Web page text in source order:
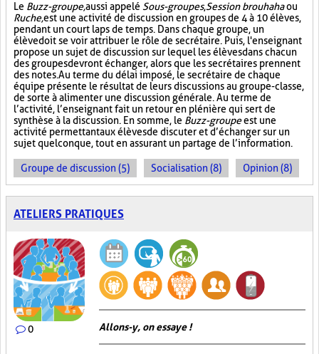
Le Buzz-groupe,aussi appelé Sous-groupes,Session brouhahaou
Ruche,est une activité de discussion en groupes de 4 à 10 élèves,
pendant un court laps de temps. Dans chaque groupe, un
élève doit se voir attribuer le rôle de secrétaire. Puis, l'enseignant
propose un sujet de discussion sur lequel les élèves dans chacun
des groupes devront échanger, alors que les secrétaires prennent
des notes. Au terme du délai imposé, le secrétaire de chaque
équipe présente le résultat de leurs discussions au groupe-classe,
de sorte à alimenter une discussion générale. Au terme de
l’activité, l’enseignant fait un retour en plénière qui sert de
synthèse à la discussion. En somme, le Buzz-groupeest une
activité permettant aux élèves de discuter et d’échanger sur un
sujet quelconque, tout en assurant un partage de l’information.
Groupe de discussion (5) Socialisation (8) Opinion (8)
ATELIERS PRATIQUES
0 Allons-y, on essaye !